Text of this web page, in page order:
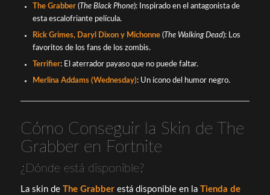
The Grabber(The Black Phone): Inspirado en el antagonista de
esta escalofriante película.
Rick Grimes, Daryl Dixon y Michonne(The Walking Dead): Los
favoritos de los fans de los zombis.
Terrifier: El aterrador payaso que no puede faltar.
Merlina Addams (Wednesday): Un ícono del humor negro.
Cómo Conseguir la Skin de The
Grabber en Fortnite
¿Dónde está disponible?
La skin de The Grabberestá disponible en la Tienda de